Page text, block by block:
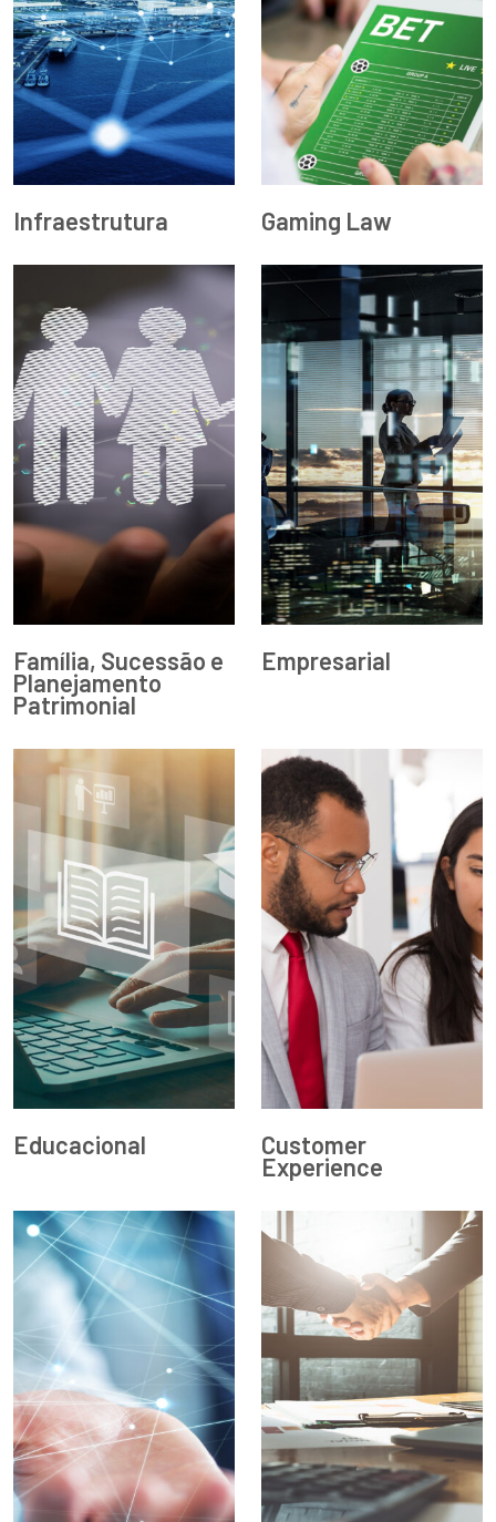
Infraestrutura Gaming Law
Família, Sucessão e
Planejamento
Patrimonial
Empresarial
Educacional Customer
Experience
ENVIAR